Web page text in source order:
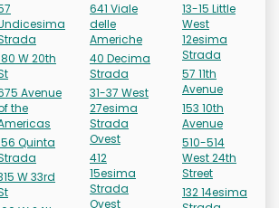
W 20th
Avenue
the
Quinta
W 33rd
641 Viale
delle
Americhe
40 Decima
Strada
31-37 West
27esima
Strada
Ovest
412
15esima
Strada
Ovest
13-15 Little
West
12esima
Strada
57 11th
Avenue
153 10th
Avenue
510-514
West 24th
Street
132 14esima